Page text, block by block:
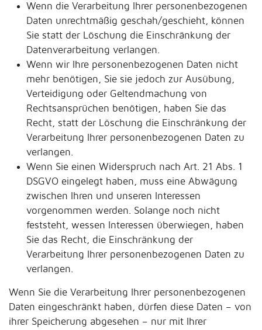
Wenn die Verarbeitung Ihrer personenbezogenen
Daten unrechtmäßig geschah/geschieht, können
Sie statt der Löschung die Einschränkung der
Datenverarbeitung verlangen.
Wenn wir Ihre personenbezogenen Daten nicht
mehr benötigen, Sie sie jedoch zur Ausübung,
Verteidigung oder Geltendmachung von
Rechtsansprüchen benötigen, haben Sie das
Recht, statt der Löschung die Einschränkung der
Verarbeitung Ihrer personenbezogenen Daten zu
verlangen.
Wenn Sie einen Widerspruch nach Art. 21 Abs. 1
DSGVO eingelegt haben, muss eine Abwägung
zwischen Ihren und unseren Interessen
vorgenommen werden. Solange noch nicht
feststeht, wessen Interessen überwiegen, haben
Sie das Recht, die Einschränkung der
Verarbeitung Ihrer personenbezogenen Daten zu
verlangen.
Wenn Sie die Verarbeitung Ihrer personenbezogenen
Daten eingeschränkt haben, dürfen diese Daten – von
ihrer Speicherung abgesehen – nur mit Ihrer